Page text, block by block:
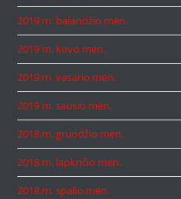
2019 m. balandžio mėn.
2019 m. kovo mėn.
2019 m. vasario mėn.
2019 m. sausio mėn.
2018 m. gruodžio mėn.
2018 m. lapkričio mėn.
2018 m. spalio mėn.